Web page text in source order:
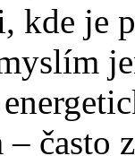
kde je
často